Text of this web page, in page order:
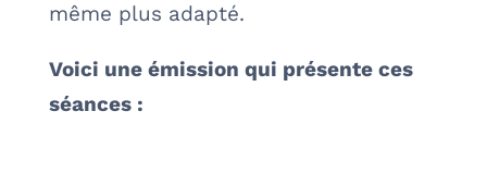
même plus adapté.
Voici une émission qui présente ces
séances :